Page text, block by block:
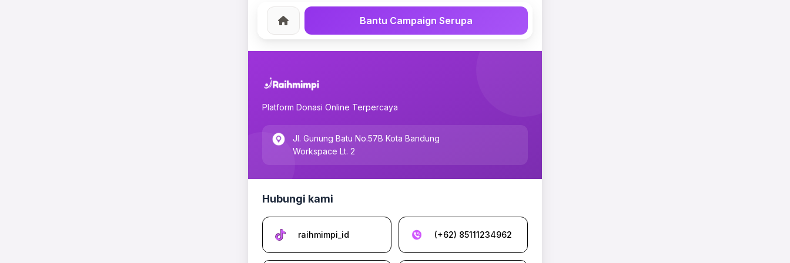
Home
Bantu Campaign Serupa
Platform Donasi Online Terpercaya
Jl. Gunung Batu No.57B Kota Bandung
Workspace Lt. 2
Hubungi kami
raihmimpi_id (+62) 85111234962